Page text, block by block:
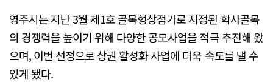
영주시는 지난 3월 제1호 골목형상점가로 지정된 학사골목
의 경쟁력을 높이기 위해 다양한 공모사업을 적극 추진해 왔
으며, 이번 선정으로 상권 활성화 사업에 더욱 속도를 낼 수
있게 됐다.